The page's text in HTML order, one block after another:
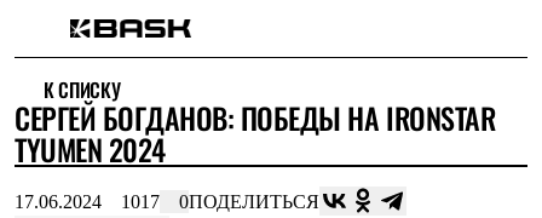
Интернет-магазин
Мужская одежда
Утепленная пухом
Куртки
Жилеты
К СПИСКУ
СЕРГЕЙ БОГДАНОВ: ПОБЕДЫ НА IRONSTAR
TYUMEN 2024
17.06.2024 1017 0ПОДЕЛИТЬСЯ